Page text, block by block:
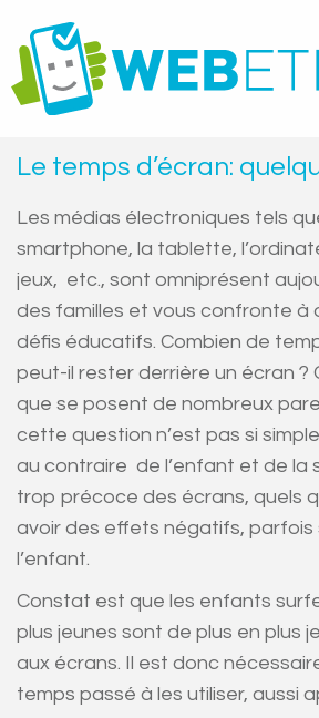
Le temps d’écran:
Les médias électroniques tels
smartphone, la tablette,
jeux, etc., sont omniprésent
des familles et vous confronte à
défis éducatifs. Combien de
peut-il rester derrière un écran ?
que se posent de nombreux
cette question n’est pas si
au contraire de l’enfant et de la
trop précoce des écrans, quels
avoir des effets négatifs, parfois
l’enfant.
Constat est que les enfants
plus jeunes sont de plus en plus
aux écrans. Il est donc
temps passé à les utiliser, aussi